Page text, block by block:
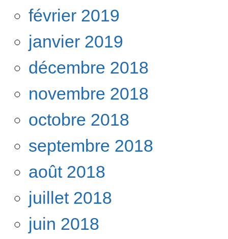
février 2019
janvier 2019
décembre 2018
novembre 2018
octobre 2018
septembre 2018
août 2018
juillet 2018
juin 2018